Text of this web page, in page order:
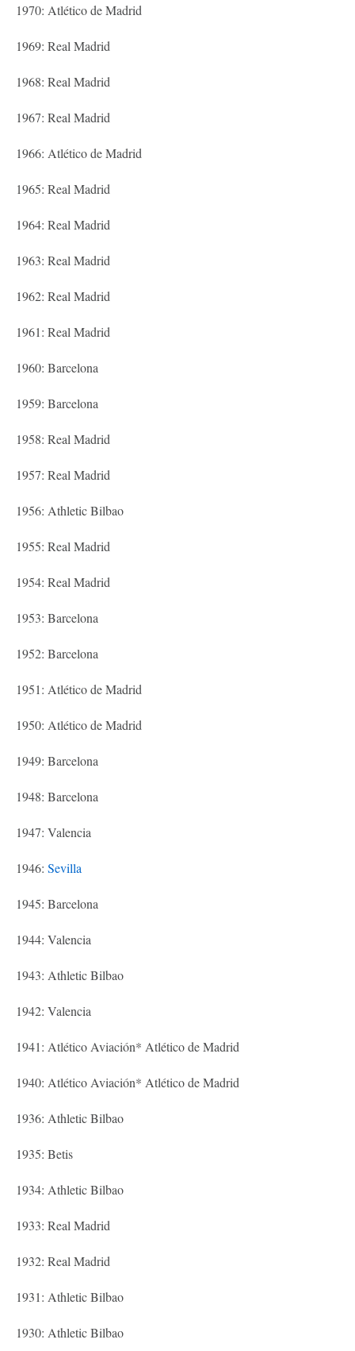
1970: Atlético de Madrid
1969: Real Madrid
1968: Real Madrid
1967: Real Madrid
1966: Atlético de Madrid
1965: Real Madrid
1964: Real Madrid
1963: Real Madrid
1962: Real Madrid
1961: Real Madrid
1960: Barcelona
1959: Barcelona
1958: Real Madrid
1957: Real Madrid
1956: Athletic Bilbao
1955: Real Madrid
1954: Real Madrid
1953: Barcelona
1952: Barcelona
1951: Atlético de Madrid
1950: Atlético de Madrid
1949: Barcelona
1948: Barcelona
1947: Valencia
1946: Sevilla
1945: Barcelona
1944: Valencia
1943: Athletic Bilbao
1942: Valencia
1941: Atlético Aviación* Atlético de Madrid
1940: Atlético Aviación* Atlético de Madrid
1936: Athletic Bilbao
1935: Betis
1934: Athletic Bilbao
1933: Real Madrid
1932: Real Madrid
1931: Athletic Bilbao
1930: Athletic Bilbao